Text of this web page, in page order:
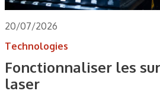
20/07/2026
Technologies
Fonctionnaliser les
laser